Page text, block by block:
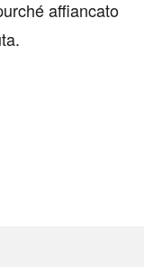
affiancato